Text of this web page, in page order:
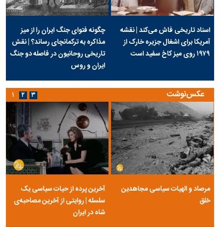
اسناد تاریخی فاش می‌کند | نقشه
آمریکا برای اشغال جزیره خارک از
۱۹۷۹ روی میز کاخ سفید است
چگونه فتوای جنگ ایران را از میز
مذاکره به ترکمانچای رساند؟ | نقش
تاریخی روحانیون در فاصله دو جنگ
ایران و روس
عکس‌نوشت
مرصاد و الهیات سیاسی مجاهدین
خلق
آخرین پرده از حیات سیاسی یک
سلسله | روایتی از آخرین مصاحبه‌ی
شاه در ایران
۱ ۲ ۳